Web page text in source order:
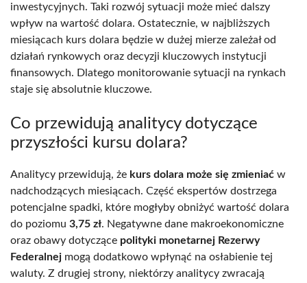
inwestycyjnych. Taki rozwój sytuacji może mieć dalszy
wpływ na wartość dolara. Ostatecznie, w najbliższych
miesiącach kurs dolara będzie w dużej mierze zależał od
działań rynkowych oraz decyzji kluczowych instytucji
finansowych. Dlatego monitorowanie sytuacji na rynkach
staje się absolutnie kluczowe.
Co przewidują analitycy dotyczące
przyszłości kursu dolara?
Analitycy przewidują, że kurs dolara może się zmieniać w
nadchodzących miesiącach. Część ekspertów dostrzega
potencjalne spadki, które mogłyby obniżyć wartość dolara
do poziomu 3,75 zł. Negatywne dane makroekonomiczne
oraz obawy dotyczące polityki monetarnej Rezerwy
Federalnej mogą dodatkowo wpłynąć na osłabienie tej
waluty. Z drugiej strony, niektórzy analitycy zwracają